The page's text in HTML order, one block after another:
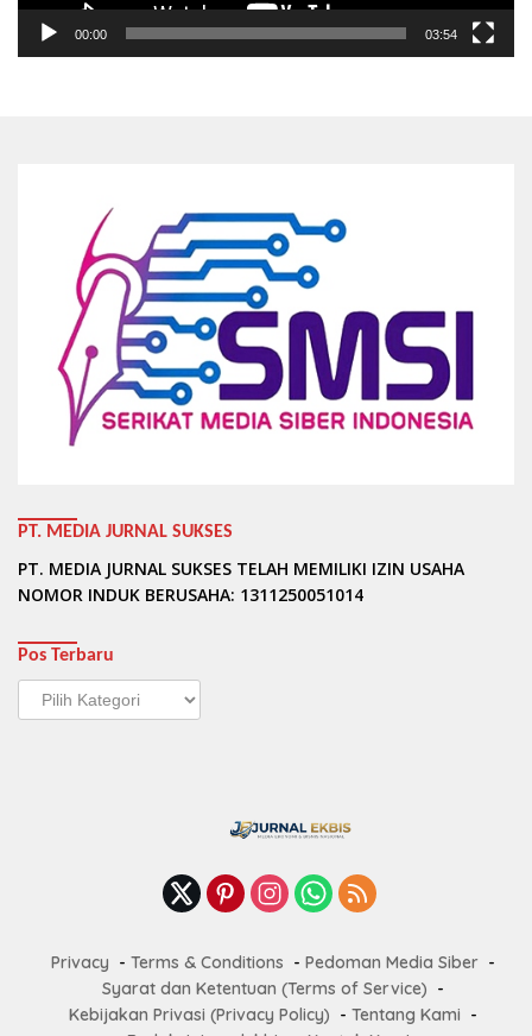
00:00 03:54
PT. MEDIA JURNAL SUKSES
PT. MEDIA JURNAL SUKSES TELAH MEMILIKI IZIN USAHA
NOMOR INDUK BERUSAHA: 1311250051014
Pos Terbaru
Pos
Terbaru
Privacy Terms & Conditions
Pedoman Media Siber
Syarat dan Ketentuan (Terms of Service)
Kebijakan Privasi (Privacy Policy)
Tentang Kami